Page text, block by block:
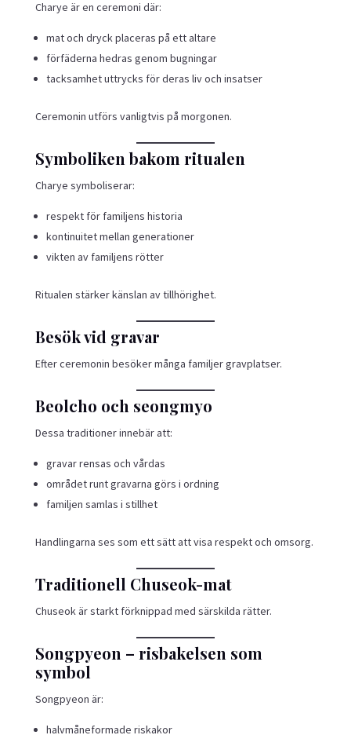
Charye är en ceremoni där:
mat och dryck placeras på ett altare
förfäderna hedras genom bugningar
tacksamhet uttrycks för deras liv och insatser
Ceremonin utförs vanligtvis på morgonen.
Symboliken bakom ritualen
Charye symboliserar:
respekt för familjens historia
kontinuitet mellan generationer
vikten av familjens rötter
Ritualen stärker känslan av tillhörighet.
Besök vid gravar
Efter ceremonin besöker många familjer gravplatser.
Beolcho och seongmyo
Dessa traditioner innebär att:
gravar rensas och vårdas
området runt gravarna görs i ordning
familjen samlas i stillhet
Handlingarna ses som ett sätt att visa respekt och omsorg.
Traditionell Chuseok-mat
Chuseok är starkt förknippad med särskilda rätter.
Songpyeon – risbakelsen som
symbol
Songpyeon är:
halvmåneformade riskakor